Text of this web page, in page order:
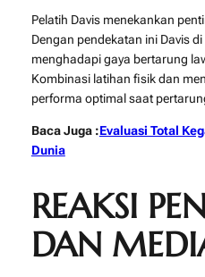
Pelatih Davis menekankan
Dengan pendekatan ini Davis
menghadapi gaya bertarung
Kombinasi latihan fisik dan
performa optimal saat
Baca Juga :Evaluasi Total
Dunia
REAKSI
DAN